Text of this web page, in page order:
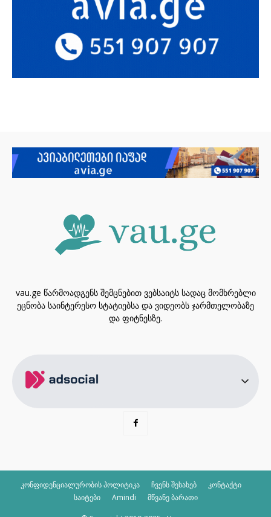
vau.ge წარმოადგენს შემცნებით ვებსაიტს სადაც მომხრებლი
ეცნობა საინტერესო სტატიებსა და ვიდეობს ჯარმთელობაზე
და ფიტნესზე.
კონფიდენციალურობის პოლიტიკა ჩვენს შესახებ
კონტაქტი
საიტები
Amindi მწვანე ბარათი